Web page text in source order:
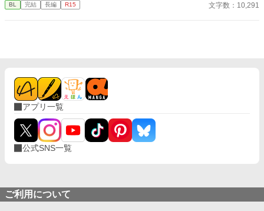
BL 完結 長編 R15 文字数：10,291
アプリ一覧
公式SNS一覧
ご利用について